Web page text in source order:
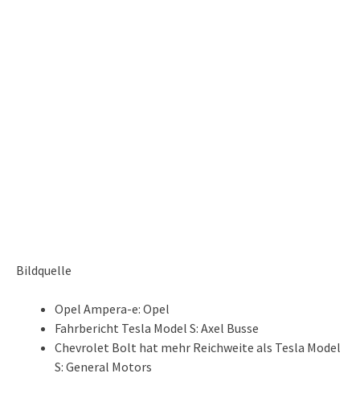
Bildquelle
Opel Ampera-e: Opel
Fahrbericht Tesla Model S: Axel Busse
Chevrolet Bolt hat mehr Reichweite als Tesla Model
S: General Motors